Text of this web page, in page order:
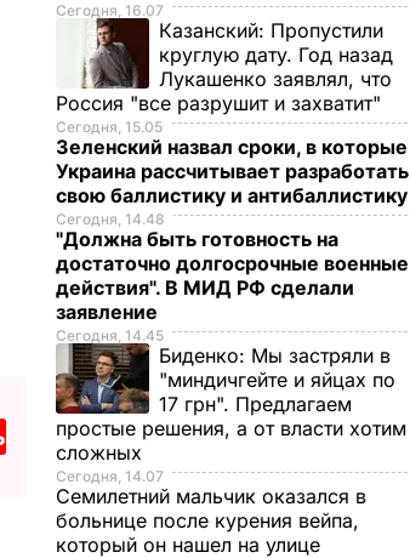
Сегодня, 16.07
Казанский: Пропустили
круглую дату. Год назад
Лукашенко заявлял, что
Россия "все разрушит и захватит"
Сегодня, 15.05
Зеленский назвал сроки, в которые
Украина рассчитывает разработать
свою баллистику и антибаллистику
Сегодня, 14.48
"Должна быть готовность на
достаточно долгосрочные военные
действия". В МИД РФ сделали
заявление
Сегодня, 14.45
Биденко: Мы застряли в
"миндичгейте и яйцах по
17 грн". Предлагаем
простые решения, а от власти хотим
сложных
Сегодня, 14.07
Семилетний мальчик оказался в
больнице после курения вейпа,
который он нашел на улице